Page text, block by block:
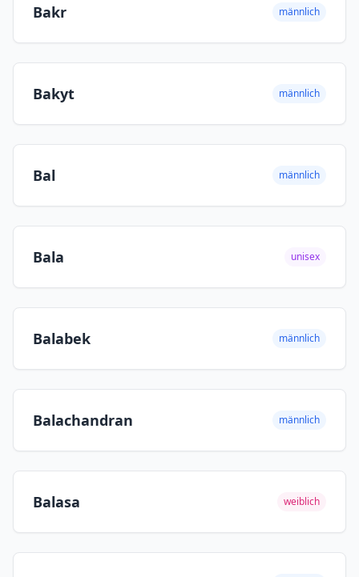
Bakr männlich
Bakyt männlich
Bal männlich
Bala unisex
Balabek männlich
Balachandran männlich
Balasa weiblich